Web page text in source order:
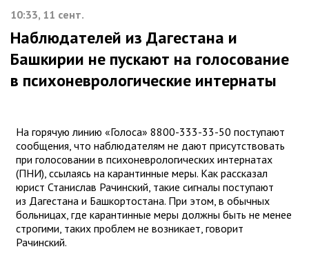
10:33, 11 сент.
Наблюдателей из Дагестана и
Башкирии не пускают на голосование
в психоневрологические интернаты
На горячую линию «Голоса» 8800-333-33-50 поступают
сообщения, что наблюдателям не дают присутствовать
при голосовании в психоневрологических интернатах
(ПНИ), ссылаясь на карантинные меры. Как рассказал
юрист Станислав Рачинский, такие сигналы поступают
из Дагестана и Башкортостана. При этом, в обычных
больницах, где карантинные меры должны быть не менее
строгими, таких проблем не возникает, говорит
Рачинский.